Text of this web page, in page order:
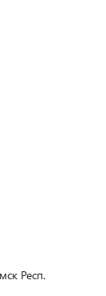
Респ.